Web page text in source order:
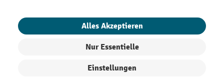
Erstregistrierung für den Newsletter gewährt. Der Gutschein ist 10
Tage gültig und kann ab einem Netto-Bestellwert von 250,- € online
eingelöst werden. Die Höhe des Rabatts variiert je nach
Arbeitsschutz | 5% auf Werkstatt, Betrieb, Transport, Stapeln und